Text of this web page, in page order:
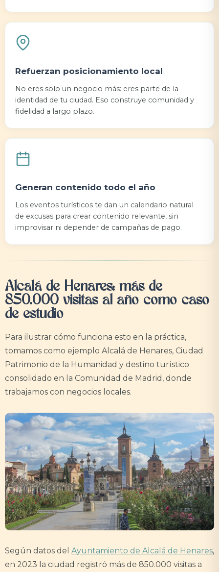
Refuerzan posicionamiento local
No eres solo un negocio más: eres parte de la
identidad de tu ciudad. Eso construye comunidad y
fidelidad a largo plazo.
Generan contenido todo el año
Los eventos turísticos te dan un calendario natural
de excusas para crear contenido relevante, sin
improvisar ni depender de campañas de pago.
Alcalá de Henares: más de
850.000 visitas al año como caso
de estudio
Para ilustrar cómo funciona esto en la práctica,
tomamos como ejemplo Alcalá de Henares, Ciudad
Patrimonio de la Humanidad y destino turístico
consolidado en la Comunidad de Madrid, donde
trabajamos con negocios locales.
Según datos del Ayuntamiento de Alcalá de Henares,
en 2023 la ciudad registró más de 850.000 visitas a